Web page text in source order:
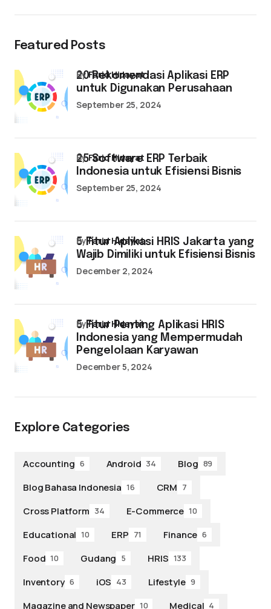
Featured Posts
20 Rekomendasi Aplikasi ERP
untuk Digunakan Perusahaan
byFarid Hidayat
September 25, 2024
25 Software ERP Terbaik
Indonesia untuk Efisiensi Bisnis
byFarid Hidayat
September 25, 2024
5 Fitur Aplikasi HRIS Jakarta yang
Wajib Dimiliki untuk Efisiensi Bisnis
byFarid Hidayat
December 2, 2024
5 Fitur Penting Aplikasi HRIS
Indonesia yang Mempermudah
Pengelolaan Karyawan
byFarid Hidayat
December 5, 2024
Explore Categories
Accounting 6 Android 34 Blog 89
Blog Bahasa Indonesia 16 CRM 7
Cross Platform 34 E-Commerce 10
Educational 10 ERP 71 Finance 6
Food 10 Gudang 5 HRIS 133
Inventory 6 iOS 43 Lifestyle 9
Magazine and Newspaper 10 Medical 4